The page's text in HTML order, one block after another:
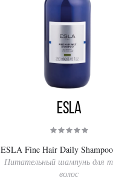
ESLA
ESLA Fine Hair Daily
Питательный шампунь для
волос